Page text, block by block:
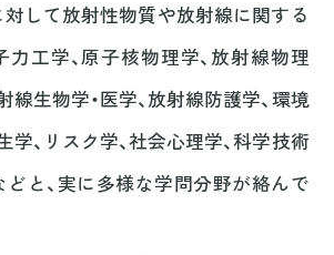
対して放射性物質や放射線に関する
力工学、原子核物理学、放射線物理
線生物学・医学、放射線防護学、環境
学、リスク学、社会心理学、科学技術
どと、実に多様な学問分野が絡んで